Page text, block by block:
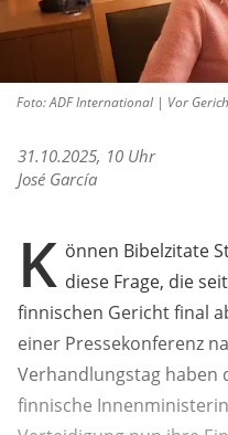
Foto: ADF International | Vor
31.10.2025, 10 Uhr
José García
K önnen Bibelzitate
diese Frage, die
finnischen Gericht final
einer Pressekonferenz
Verhandlungstag haben
finnische